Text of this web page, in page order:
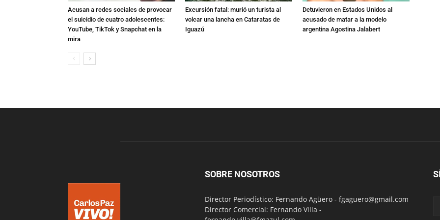
Acusan a redes sociales de provocar
el suicidio de cuatro adolescentes:
YouTube, TikTok y Snapchat en la
mira
Excursión fatal: murió un turista al
volcar una lancha en Cataratas de
Iguazú
Detuvieron en Estados Unidos al
acusado de matar a la modelo
argentina Agostina Jalabert
SOBRE NOSOTROS
Director Periodístico: Fernando Agüero - fgaguero@gmail.com
Director Comercial: Fernando Villa -